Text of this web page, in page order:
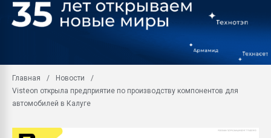
Вакуум-формовочные
28.07.2026
Всё, что касается
Главная
Новости
Visteon открыла предприятие по производству компонентов для
автомобилей в Калуге